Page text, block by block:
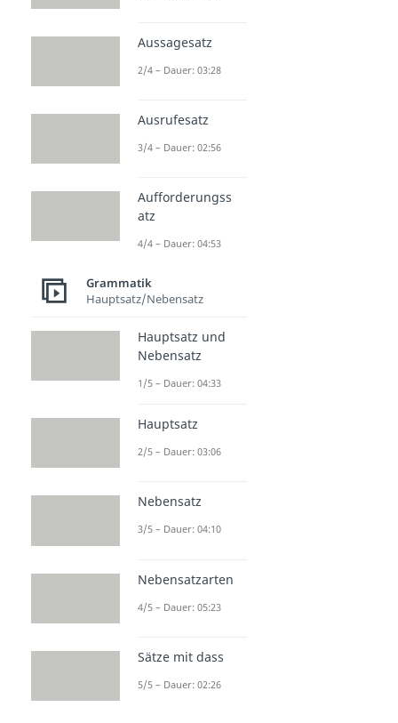
Aussagesatz
2/4 – Dauer: 03:28
Ausrufesatz
3/4 – Dauer: 02:56
Aufforderungss
atz
4/4 – Dauer: 04:53
Grammatik
Hauptsatz/Nebensatz
Hauptsatz und
Nebensatz
1/5 – Dauer: 04:33
Hauptsatz
2/5 – Dauer: 03:06
Nebensatz
3/5 – Dauer: 04:10
Nebensatzarten
4/5 – Dauer: 05:23
Sätze mit dass
5/5 – Dauer: 02:26